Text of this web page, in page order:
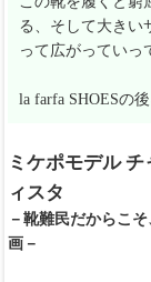
る、そして大きい
って広がっていっ
la farfa SHOESの
ミケポモデル
ィスタ
－靴難民だからこ
画－